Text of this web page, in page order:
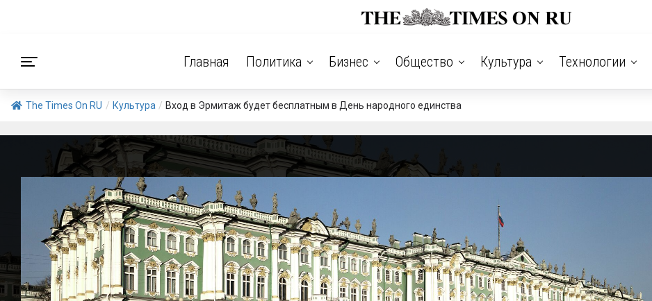
Главная Политика Бизнес Общество Культура Технологии
The Times On RU / Культура / Вход в Эрмитаж будет бесплатным в День народного единства